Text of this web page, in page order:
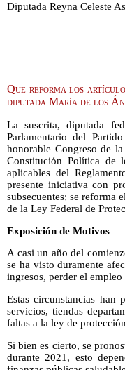
Diputada Reyna Celeste
Que reforma los
diputada María de los
La suscrita, diputada
Parlamentario del
honorable Congreso de
Constitución Política de
aplicables del
presente iniciativa con
subsecuentes; se reforma
de la Ley Federal de
Exposición de Motivos
A casi un año del
se ha visto duramente
ingresos, perder el
Estas circunstancias han
servicios, tiendas
faltas a la ley de
Si bien es cierto, se
durante 2021, esto